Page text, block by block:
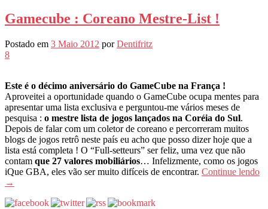
Gamecube : Coreano Mestre-List !
Postado em 3 Maio 2012 porDentifritz
8
Este é o décimo aniversário do GameCube na França !
Aproveitei a oportunidade quando o GameCube ocupa mentes para
apresentar uma lista exclusiva e perguntou-me vários meses de
pesquisa : o mestre lista de jogos lançados na Coréia do Sul.
Depois de falar com um coletor de coreano e percorreram muitos
blogs de jogos retrô neste país eu acho que posso dizer hoje que a
lista está completa ! O “Full-setteurs” ser feliz, uma vez que não
contam que 27 valores mobiliários… Infelizmente, como os jogos
iQue GBA, eles vão ser muito difíceis de encontrar. Continue lendo
→